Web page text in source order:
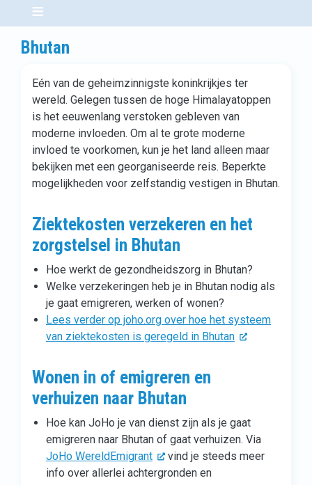
Bhutan
Eén van de geheimzinnigste koninkrijkjes ter
wereld. Gelegen tussen de hoge Himalayatoppen
is het eeuwenlang verstoken gebleven van
moderne invloeden. Om al te grote moderne
invloed te voorkomen, kun je het land alleen maar
bekijken met een georganiseerde reis. Beperkte
mogelijkheden voor zelfstandig vestigen in Bhutan.
Ziektekosten verzekeren en het
zorgstelsel in Bhutan
Hoe werkt de gezondheidszorg in Bhutan?
Welke verzekeringen heb je in Bhutan nodig als
je gaat emigreren, werken of wonen?
Lees verder op joho.org over hoe het systeem
van ziektekosten is geregeld in Bhutan
Wonen in of emigreren en
verhuizen naar Bhutan
Hoe kan JoHo je van dienst zijn als je gaat
emigreren naar Bhutan of gaat verhuizen. Via
JoHo WereldEmigrant
vind je steeds meer
info over allerlei achtergronden en